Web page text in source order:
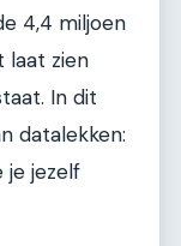
4,4 miljoen
laat zien
In dit
datalekken:
je jezelf